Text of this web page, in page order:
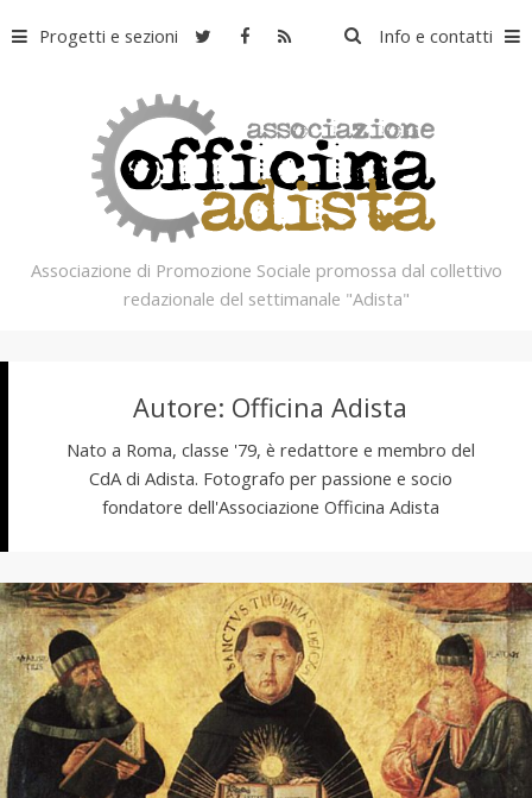
to
Progetti e sezioni Info e contatti
Ricerca
O
i
n
a
Associazione di Promozione Sociale promossa dal collettivo
redazionale del settimanale "Adista"
Autore: Officina Adista
Nato a Roma, classe '79, è redattore e membro del
CdA di Adista. Fotografo per passione e socio
fondatore dell'Associazione Officina Adista